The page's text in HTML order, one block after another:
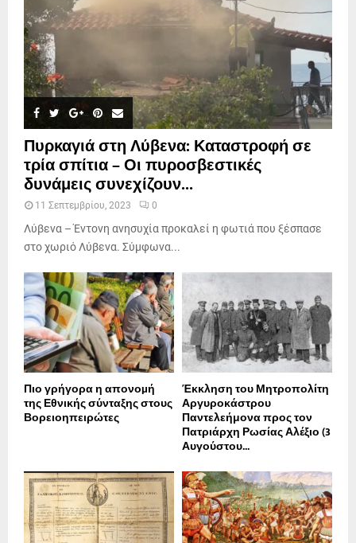
Πυρκαγιά στη Λύβενα: Καταστροφή σε
τρία σπίτια – Οι πυροσβεστικές
δυνάμεις συνεχίζουν...
11 Σεπτεμβρίου, 2023 0
Λύβενα – Έντονη ανησυχία προκαλεί η φωτιά που ξέσπασε
στο χωριό Λύβενα. Σύμφωνα...
Πιο γρήγορα η απονοµή
της Εθνικής σύνταξης στους
Βορειοηπειρώτες
Έκκληση του Μητροπολίτη
Αργυροκάστρου
Παντελεήμονα προς τον
Πατριάρχη Ρωσίας Αλέξιο (3
Αυγούστου...